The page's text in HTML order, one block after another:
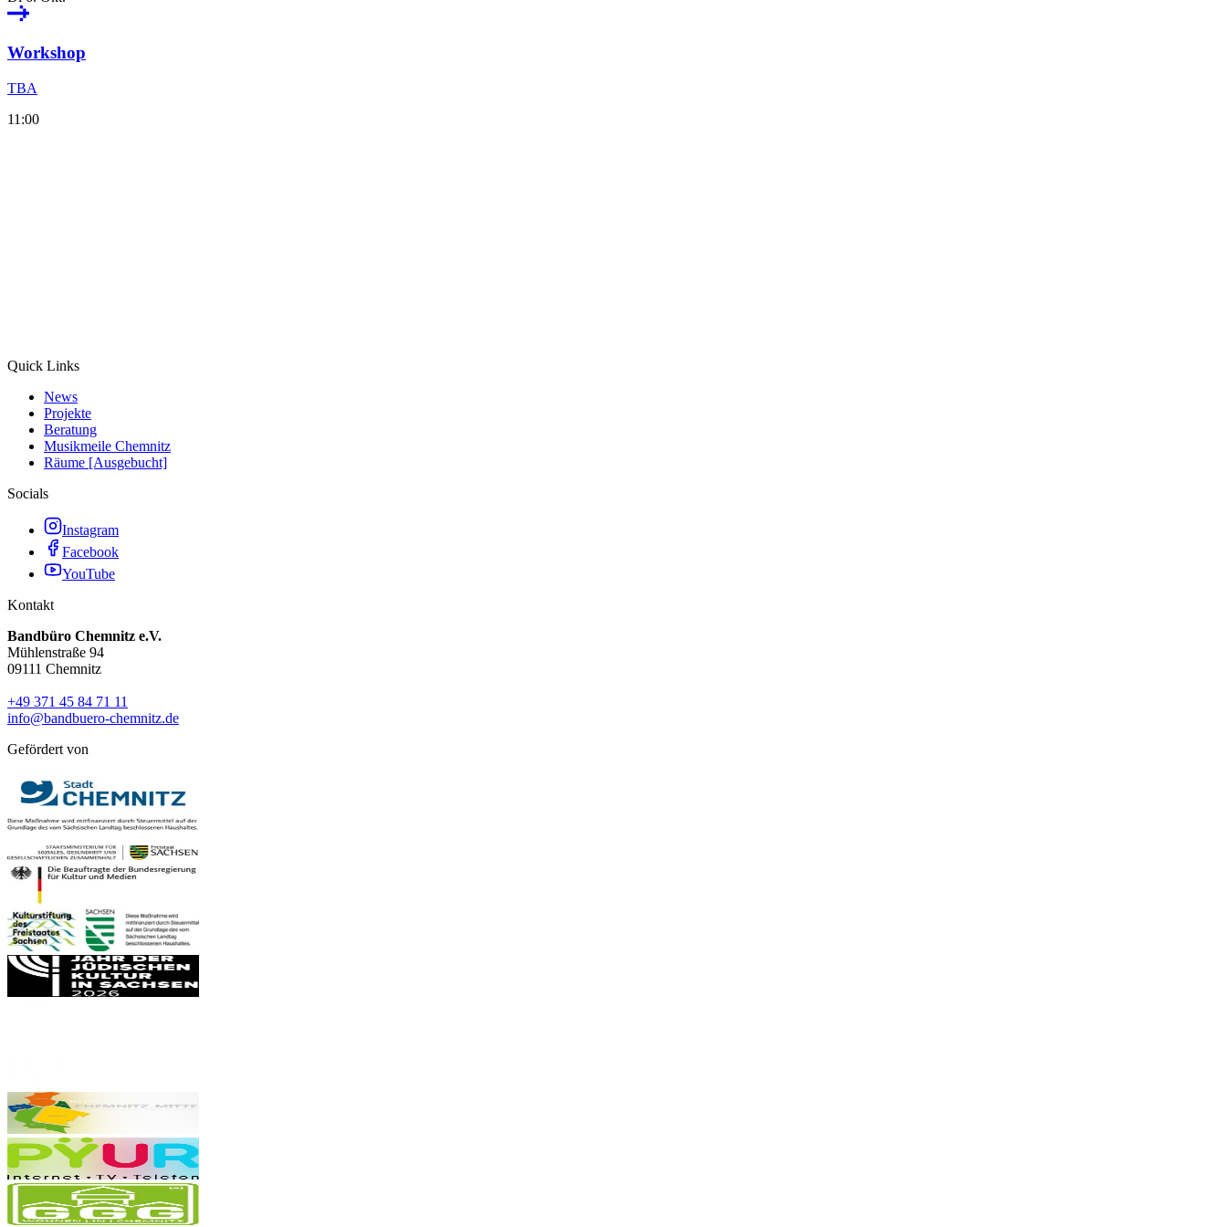
Workshop
TBA
11:00
Quick Links
News
Projekte
Beratung
Musikmeile Chemnitz
Räume [Ausgebucht]
Socials
Instagram
Facebook
YouTube
Kontakt
Bandbüro Chemnitz e.V.
Mühlenstraße 94
09111 Chemnitz
+49 371 45 84 71 11
info@bandbuero-chemnitz.de
Gefördert von